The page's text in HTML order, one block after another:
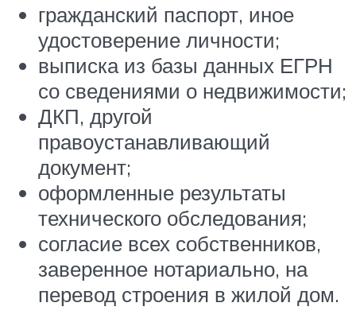
гражданский паспорт, иное
удостоверение личности;
выписка из базы данных ЕГРН
со сведениями о недвижимости;
ДКП, другой
правоустанавливающий
документ;
оформленные результаты
технического обследования;
согласие всех собственников,
заверенное нотариально, на
перевод строения в жилой дом.